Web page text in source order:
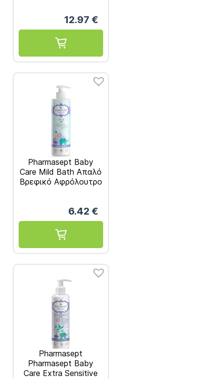
και Δώρο Mama’s
Intim Τζελ για την
Ευαίσθητη Περιοχή
40mL
12.97 €
Pharmasept Baby
Care Mild Bath Απαλό
Βρεφικό Αφρόλουτρο
6.42 €
Pharmasept
Pharmasept Baby
Care Extra Sensitive